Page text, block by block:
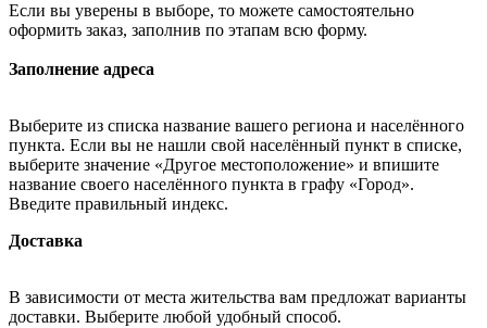
Если вы уверены в выборе, то можете самостоятельно
оформить заказ, заполнив по этапам всю форму.
Заполнение адреса
Выберите из списка название вашего региона и населённого
пункта. Если вы не нашли свой населённый пункт в списке,
выберите значение «Другое местоположение» и впишите
название своего населённого пункта в графу «Город».
Введите правильный индекс.
Доставка
В зависимости от места жительства вам предложат варианты
доставки. Выберите любой удобный способ.